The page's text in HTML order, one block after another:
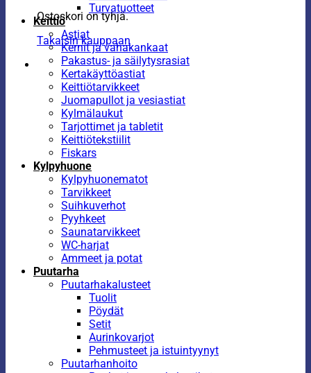
Ostoskori on tyhjä.
Takaisin kauppaan
Turvatuotteet
Keittiö
Astiat
Kernit ja vahakankaat
Pakastus- ja säilytysrasiat
Kertakäyttöastiat
Keittiötarvikkeet
Juomapullot ja vesiastiat
Kylmälaukut
Tarjottimet ja tabletit
Keittiötekstiilit
Fiskars
Kylpyhuone
Kylpyhuonematot
Tarvikkeet
Suihkuverhot
Pyyhkeet
Saunatarvikkeet
WC-harjat
Ammeet ja potat
Puutarha
Puutarhakalusteet
Tuolit
Pöydät
Setit
Aurinkovarjot
Pehmusteet ja istuintyynyt
Puutarhanhoito